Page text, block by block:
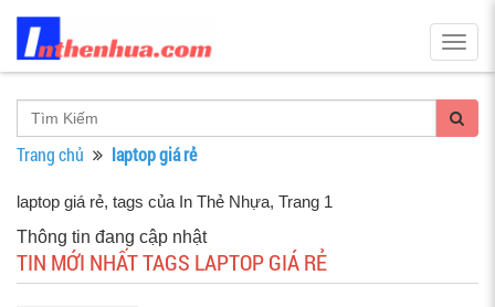
Trang chủ laptop giá rẻ
laptop giá rẻ, tags của In Thẻ Nhựa, Trang 1
Thông tin đang cập nhật
TIN MỚI NHẤT TAGS LAPTOP GIÁ RẺ